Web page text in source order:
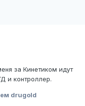
за Кинетиком идут
и контроллер.
drugold